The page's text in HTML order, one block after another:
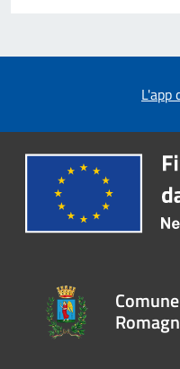
L'app